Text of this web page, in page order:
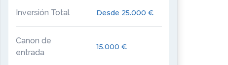
Inversión Total Desde 25.000 €
Canon de
entrada
15.000 €